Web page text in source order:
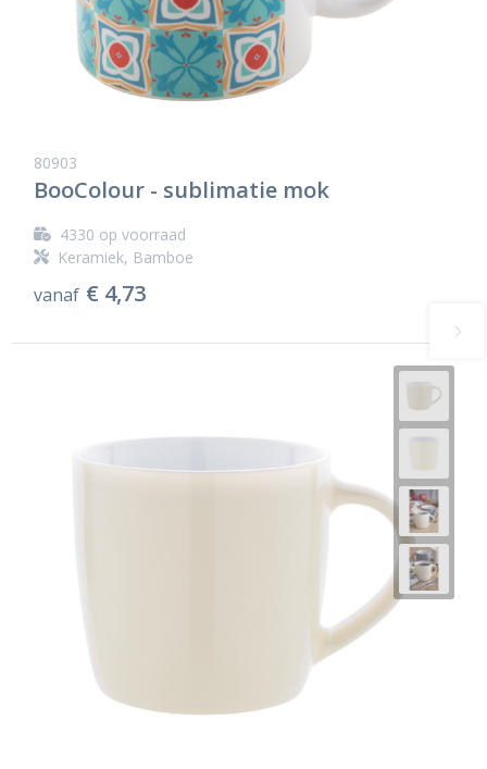
80903
BooColour - sublimatie mok
4330 op voorraad
Keramiek, Bamboe
vanaf € 4,73